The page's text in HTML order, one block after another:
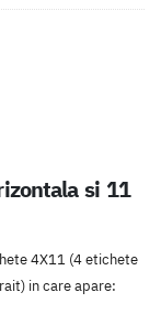
si 11
4X11 (4 etichete
in care apare: